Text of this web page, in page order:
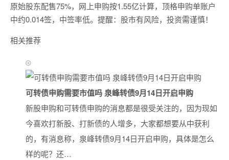
原始股东配售75%，网上申购按1.55亿计算，顶格申购单账户
中约0.014签，中签率低。提醒：股市有风险，投资需谨慎！
相关推荐
可转债申购需要市值吗 泉峰转债9月14日开启申购
新股申购和可转债申购的消息都是很受关注的，因为现如
今喜欢打新股、打新债的人增多，大家都想要从中获利
的，有消息称，泉峰转债9月14日开启申购，具体是怎么
样的呢？还…